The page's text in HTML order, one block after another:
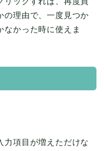
の理由で、一度見つか
なかった時に使えま
力項目が増えただけな